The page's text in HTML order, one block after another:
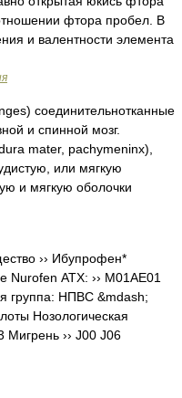
фтора пробел. В
и валентности элемента
соединительнотканные
и спинной мозг.
mater, pachymeninx),
или мягкую
и мягкую оболочки
›› Ибупрофен*
Nurofen АТХ: ›› M01AE01
группа: НПВС &mdash;
Нозологическая
Мигрень ›› J00 J06